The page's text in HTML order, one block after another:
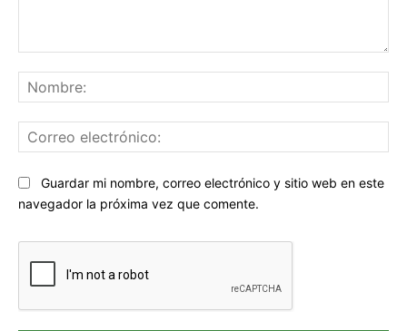
Sitio
web:
Guardar mi nombre, correo electrónico y sitio web en este
navegador la próxima vez que comente.